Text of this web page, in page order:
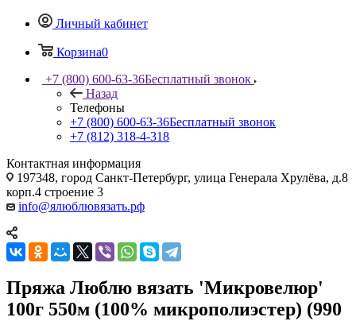
Личный кабинет
Корзина0
+7 (800) 600-63-36Бесплатный звонок
Назад
Телефоны
+7 (800) 600-63-36Бесплатный звонок
+7 (812) 318-4-318
Контактная информация
197348, город Санкт-Петербург, улица Генерала Хрулёва, д.8
корп.4 строение 3
info@ялюблювязать.рф
Пряжа Люблю вязать 'Микровелюр'
100г 550м (100% микрополиэстер) (990